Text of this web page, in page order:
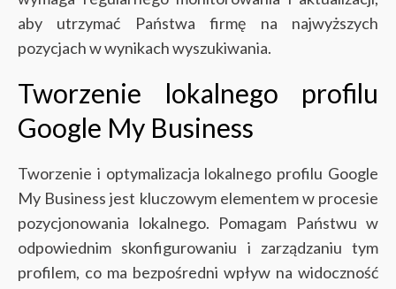
aby utrzymać Państwa firmę na najwyższych
pozycjach w wynikach wyszukiwania.
Tworzenie lokalnego profilu
Google My Business
Tworzenie i optymalizacja lokalnego profilu Google
My Business jest kluczowym elementem w procesie
pozycjonowania lokalnego. Pomagam Państwu w
odpowiednim skonfigurowaniu i zarządzaniu tym
profilem, co ma bezpośredni wpływ na widoczność